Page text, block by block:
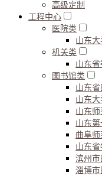
高级定制
工程中心
医院类
山东大
机关类
山东省
图书馆类
山东
山东
山东
山东
曲阜
山东
滨州
淄博